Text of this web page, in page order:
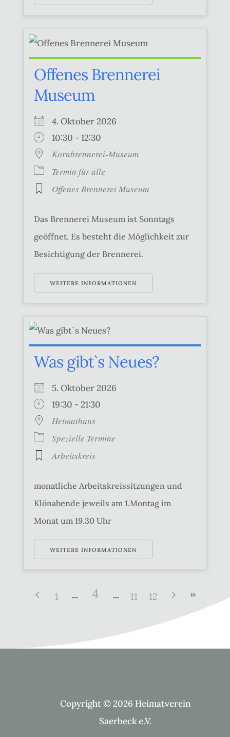
Offenes Brennerei
Museum
4. Oktober 2026
10:30 - 12:30
Kornbrennerei-Museum
Termin für alle
Offenes Brennerei Museum
Das Brennerei Museum ist Sonntags
geöffnet. Es besteht die Möglichkeit zur
Besichtigung der Brennerei.
WEITERE INFORMATIONEN
Was gibt`s Neues?
5. Oktober 2026
19:30 - 21:30
Heimathaus
Spezielle Termine
Arbeitskreis
monatliche Arbeitskreissitzungen und
Klönabende jeweils am 1.Montag im
Monat um 19.30 Uhr
WEITERE INFORMATIONEN
1 4 11 12
Copyright © 2026 Heimatverein
Saerbeck e.V.